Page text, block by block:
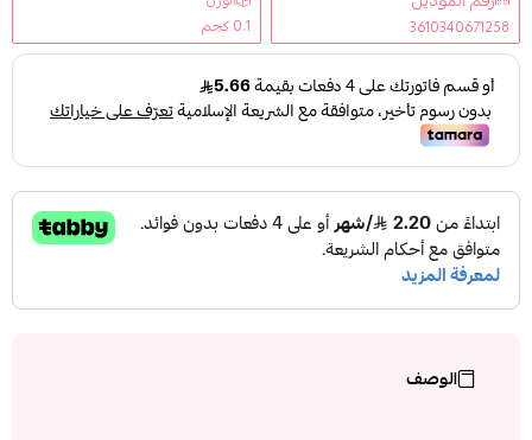
3610340671258
0.1 كجم
الوصف